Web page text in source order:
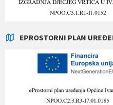
EPROSTORNI PLAN